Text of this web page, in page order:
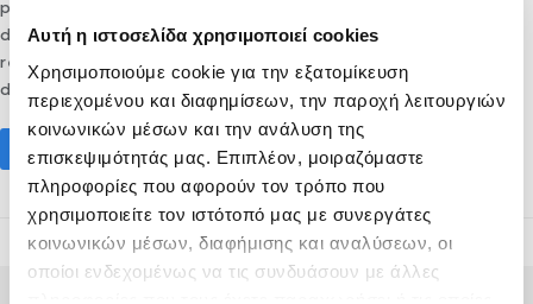
Αυτή η ιστοσελίδα χρησιμοποιεί cookies
Χρησιμοποιούμε cookie για την εξατομίκευση
περιεχομένου και διαφημίσεων, την παροχή λειτουργιών
κοινωνικών μέσων και την ανάλυση της
επισκεψιμότητάς μας. Επιπλέον, μοιραζόμαστε
πληροφορίες που αφορούν τον τρόπο που
χρησιμοποιείτε τον ιστότοπό μας με συνεργάτες
κοινωνικών μέσων, διαφήμισης και αναλύσεων, οι
οποίοι ενδεχομένως να τις συνδυάσουν με άλλες
place every spring in Fodele, celebrating the region’s most
distinguished product: oranges! Taste unique Cretan
recipes, experience a local feast with traditional music and
dances, kid-friendly activities, an open-air market,…
Read More